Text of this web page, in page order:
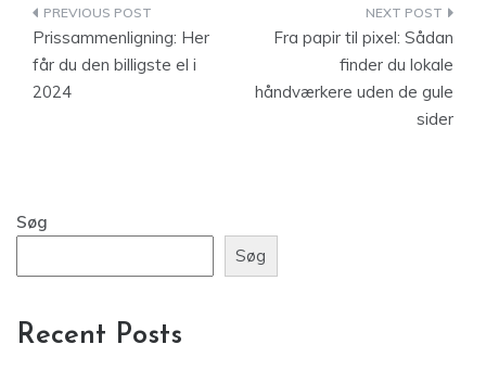
Indlægsnavigation
Prissammenligning: Her
får du den billigste el i
2024
Fra papir til pixel: Sådan
finder du lokale
håndværkere uden de gule
sider
Søg
Søg
Recent Posts